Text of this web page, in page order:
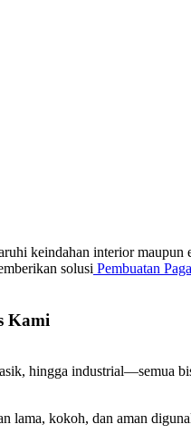
keindahan interior
solusi Pembuatan
Kami
hingga industrial—semua
lama, kokoh, dan aman